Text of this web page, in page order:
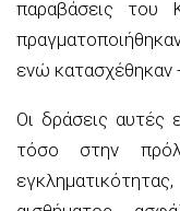
παραβάσεις του
ενώ κατασχέθηκαν
Οι δράσεις αυτές
τόσο στην